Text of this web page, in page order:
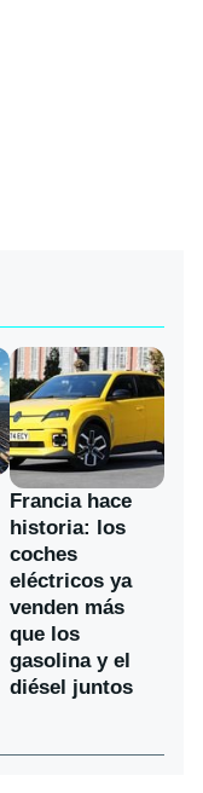
Francia hace
historia: los
coches
eléctricos ya
venden más
que los
gasolina y el
diésel juntos